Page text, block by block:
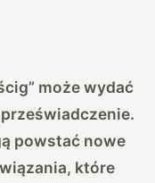
może wydać
powstać nowe
które